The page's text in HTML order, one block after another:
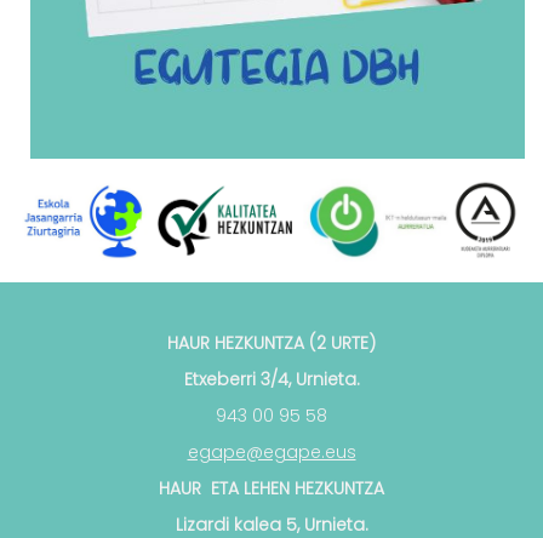
HAUR HEZKUNTZA (2 URTE)
Etxeberri 3/4, Urnieta.
943 00 95 58
egape@egape.eus
HAUR ETA LEHEN HEZKUNTZA
Lizardi kalea 5, Urnieta.